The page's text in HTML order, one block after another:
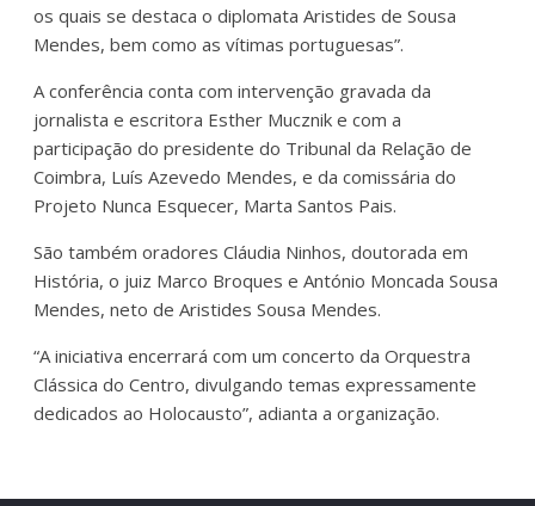
os quais se destaca o diplomata Aristides de Sousa
Mendes, bem como as vítimas portuguesas”.
A conferência conta com intervenção gravada da
jornalista e escritora Esther Mucznik e com a
participação do presidente do Tribunal da Relação de
Coimbra, Luís Azevedo Mendes, e da comissária do
Projeto Nunca Esquecer, Marta Santos Pais.
São também oradores Cláudia Ninhos, doutorada em
História, o juiz Marco Broques e António Moncada Sousa
Mendes, neto de Aristides Sousa Mendes.
“A iniciativa encerrará com um concerto da Orquestra
Clássica do Centro, divulgando temas expressamente
dedicados ao Holocausto”, adianta a organização.